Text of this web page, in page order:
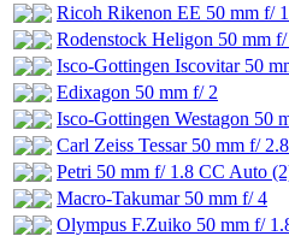
Ricoh Rikenon EE 50 mm f/
Rodenstock Heligon 50 mm
Isco-Gottingen Iscovitar 50
Edixagon 50 mm f/ 2
Isco-Gottingen Westagon 50
Carl Zeiss Tessar 50 mm f/
Petri 50 mm f/ 1.8 CC Auto
Macro-Takumar 50 mm f/ 4
Olympus F.Zuiko 50 mm f/